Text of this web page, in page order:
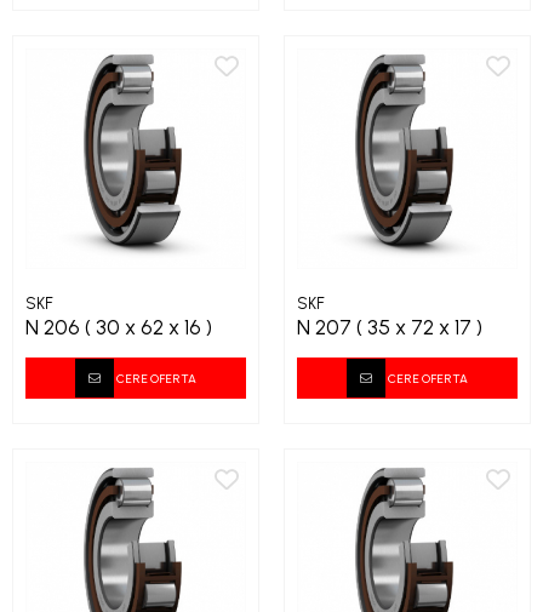
SKF
N 206 ( 30 x 62 x 16 )
CERE OFERTA
SKF
N 207 ( 35 x 72 x 17 )
CERE OFERTA